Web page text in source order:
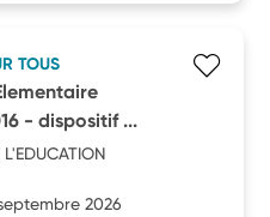
TOUS
- dispositif ...
L'EDUCATION
2026